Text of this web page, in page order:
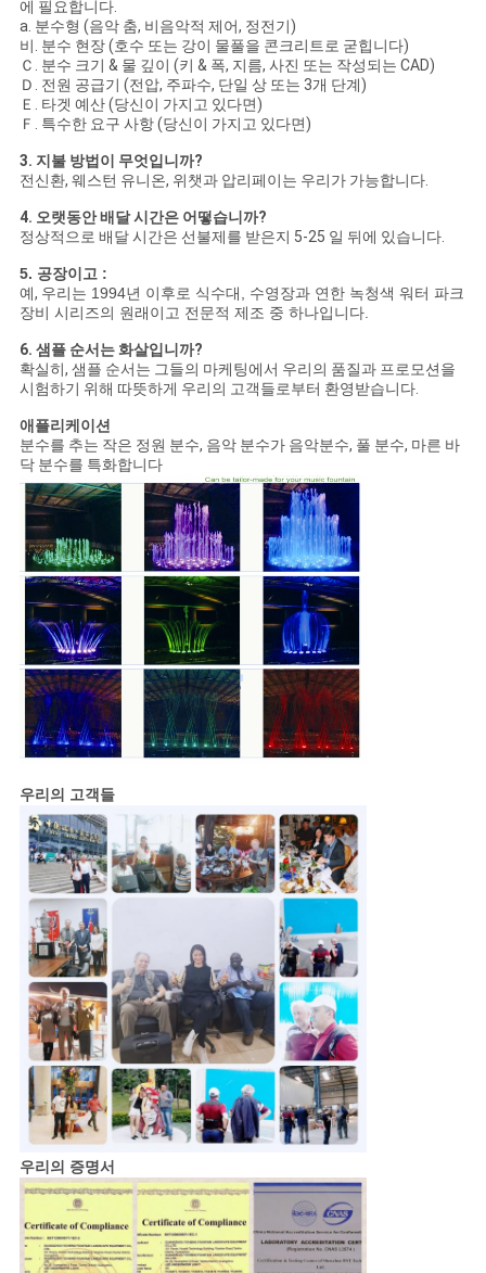
에 필요합니다.
a. 분수형 (음악 춤, 비음악적 제어, 정전기)
비. 분수 현장 (호수 또는 강이 물풀을 콘크리트로 굳힙니다)
Ｃ. 분수 크기 & 물 깊이 (키 & 폭, 지름, 사진 또는 작성되는 CAD)
Ｄ. 전원 공급기 (전압, 주파수, 단일 상 또는 3개 단계)
Ｅ. 타겟 예산 (당신이 가지고 있다면)
Ｆ. 특수한 요구 사항 (당신이 가지고 있다면)
3. 지불 방법이 무엇입니까?
전신환, 웨스턴 유니온, 위챗과 압리페이는 우리가 가능합니다.
4. 오랫동안 배달 시간은 어떻습니까?
정상적으로 배달 시간은 선불제를 받은지 5-25 일 뒤에 있습니다.
5. 공장이고 :
예, 우리는 1994년 이후로 식수대, 수영장과 연한 녹청색 워터 파크
장비 시리즈의 원래이고 전문적 제조 중 하나입니다.
6. 샘플 순서는 화살입니까?
확실히, 샘플 순서는 그들의 마케팅에서 우리의 품질과 프로모션을
시험하기 위해 따뜻하게 우리의 고객들로부터 환영받습니다.
애플리케이션
분수를 추는 작은 정원 분수, 음악 분수가 음악분수, 풀 분수, 마른 바
닥 분수를 특화합니다
우리의 고객들
우리의 증명서